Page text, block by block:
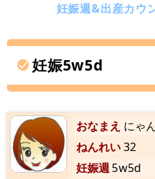
妊娠週&出産カウ
妊娠5w5d
おなまえ にゃ
ねんれい32
妊娠週5w5d